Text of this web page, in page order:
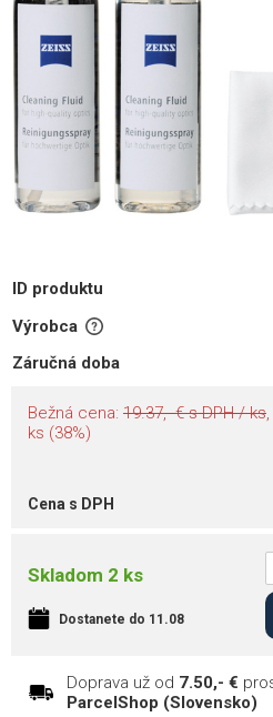
ID produktu
Výrobca
Záručná doba
Bežná cena: 19.37,- € s DPH / ks
ks (38%)
Cena s DPH
Skladom 2 ks
Dostanete do 11.08
Doprava už od 7.50,- €
ParcelShop (Slovensko)